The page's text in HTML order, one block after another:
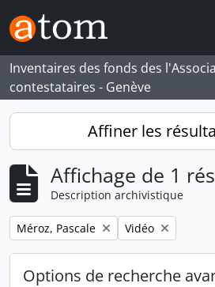
Skip to main content
Inventaires des fonds des
contestataires - Genève
Affiner les
Affichage de 1
Description archivistique
Remove filter:
Méroz, Pascale Remove filter:
Vidéo
Options de recherche